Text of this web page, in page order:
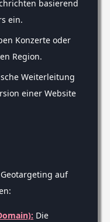
basierend
ein.
Konzerte oder
Region.
Weiterleitung
einer Website
auf
Die